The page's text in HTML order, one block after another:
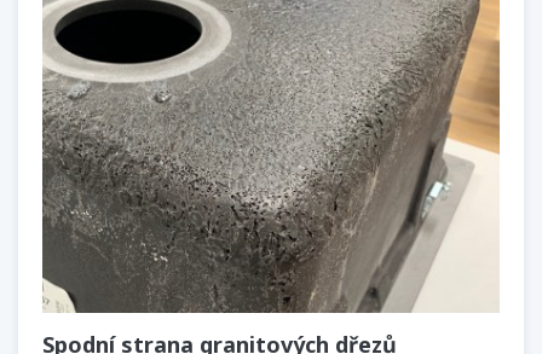
Spodní strana granitových dřezů